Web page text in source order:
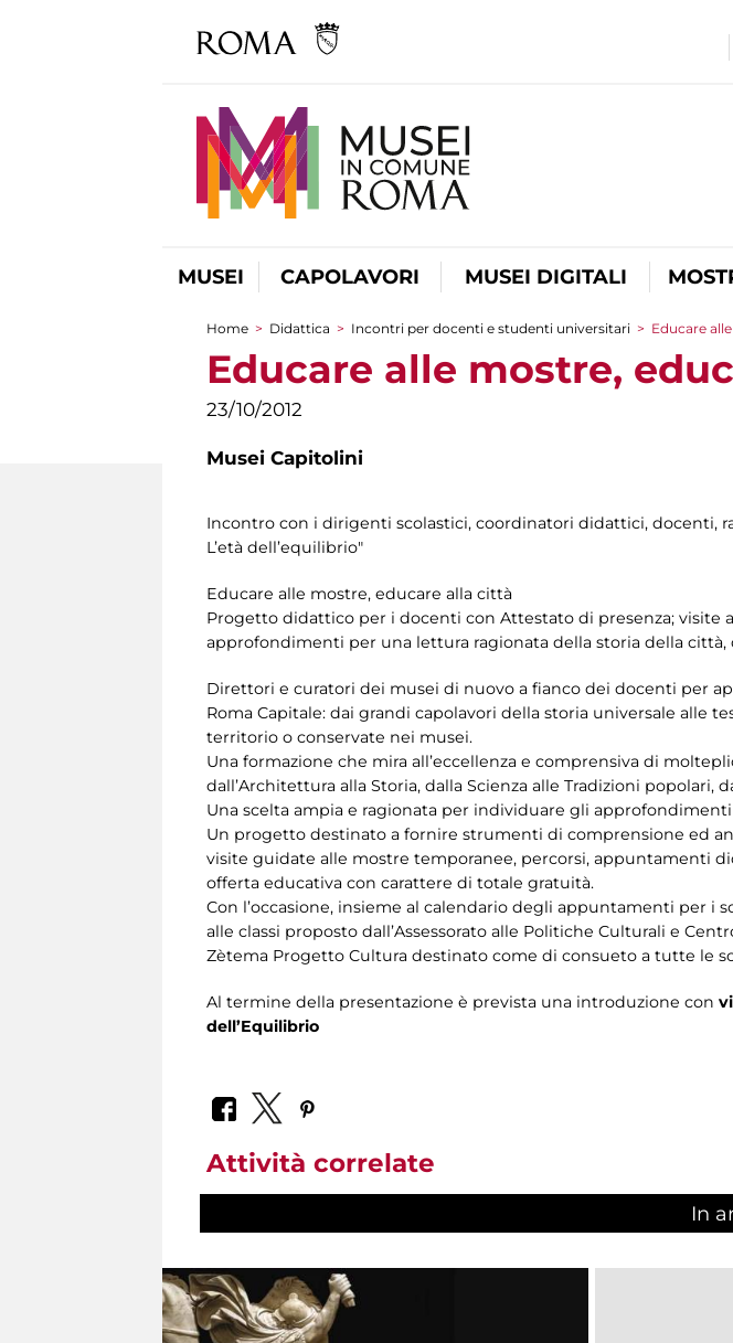
MUSEI CAPOLAVORI MUSEI DIGITALI
Tu sei qui
Home > Didattica > Incontri per docenti e studenti universitari > Educare
Educare alle mostre,
23/10/2012
Musei Capitolini
Incontro con i dirigenti scolastici, coordinatori didattici, docenti,
L’età dell’equilibrio"
Educare alle mostre, educare alla città
Progetto didattico per i docenti con Attestato di presenza;
approfondimenti per una lettura ragionata della storia della città,
Direttori e curatori dei musei di nuovo a fianco dei docenti per
Roma Capitale: dai grandi capolavori della storia universale alle
territorio o conservate nei musei.
Una formazione che mira all’eccellenza e comprensiva di
dall’Architettura alla Storia, dalla Scienza alle Tradizioni popolari,
Una scelta ampia e ragionata per individuare gli
Un progetto destinato a fornire strumenti di comprensione ed
visite guidate alle mostre temporanee, percorsi, appuntamenti
offerta educativa con carattere di totale gratuità.
Con l’occasione, insieme al calendario degli appuntamenti per
alle classi proposto dall’Assessorato alle Politiche Culturali e
Zètema Progetto Cultura destinato come di consueto a tutte le
Al termine della presentazione è prevista una introduzione con
dell’Equilibrio
Attività correlate
In